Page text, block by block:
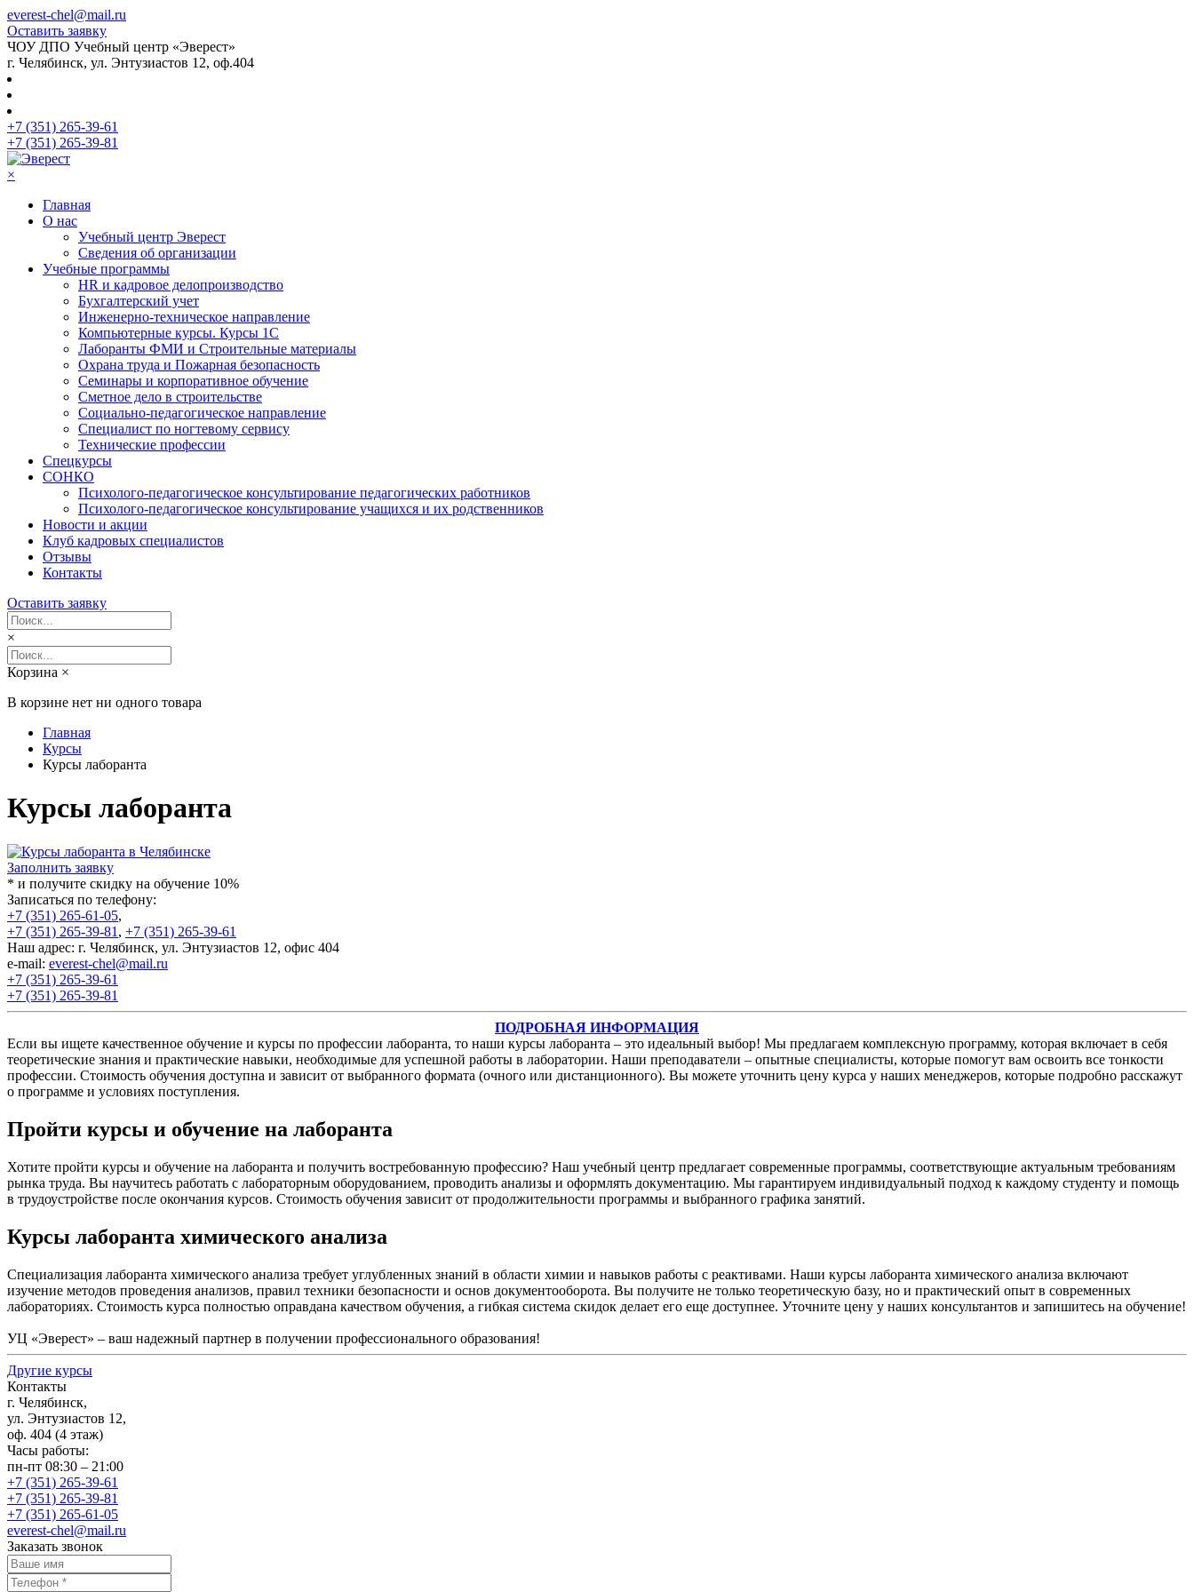
everest-chel@mail.ru
Оставить заявку
ЧОУ ДПО Учебный центр «Эверест»
г. Челябинск, ул. Энтузиастов 12, оф.404
+7 (351) 265-39-61
+7 (351) 265-39-81
×
Главная
О нас
Учебный центр Эверест
Сведения об организации
Учебные программы
HR и кадровое делопроизводство
Бухгалтерский учет
Инженерно-техническое направление
Компьютерные курсы. Курсы 1С
Лаборанты ФМИ и Строительные материалы
Охрана труда и Пожарная безопасность
Семинары и корпоративное обучение
Сметное дело в строительстве
Социально-педагогическое направление
Специалист по ногтевому сервису
Технические профессии
Спецкурсы
СОНКО
Психолого-педагогическое консультирование педагогических работников
Психолого-педагогическое консультирование учащихся и их родственников
Новости и акции
Клуб кадровых специалистов
Отзывы
Контакты
Оставить заявку
×
Корзина ×
В корзине нет ни одного товара
Главная
Курсы
Курсы лаборанта
Курсы лаборанта
Заполнить заявку
* и получите скидку на обучение 10%
Записаться по телефону:
+7 (351) 265-61-05,
+7 (351) 265-39-81 , +7 (351) 265-39-61
Наш адрес: г. Челябинск, ул. Энтузиастов 12, офис 404
e-mail: everest-chel@mail.ru
+7 (351) 265-39-61
+7 (351) 265-39-81
ПОДРОБНАЯ ИНФОРМАЦИЯ
Если вы ищете качественное обучение и курсы по профессии лаборанта, то наши курсы лаборанта – это идеальный выбор! Мы предлагаем комплексную программу, которая включает в себя
теоретические знания и практические навыки, необходимые для успешной работы в лаборатории. Наши преподаватели – опытные специалисты, которые помогут вам освоить все тонкости
профессии. Стоимость обучения доступна и зависит от выбранного формата (очного или дистанционного). Вы можете уточнить цену курса у наших менеджеров, которые подробно расскажут
о программе и условиях поступления.
Пройти курсы и обучение на лаборанта
Хотите пройти курсы и обучение на лаборанта и получить востребованную профессию? Наш учебный центр предлагает современные программы, соответствующие актуальным требованиям
рынка труда. Вы научитесь работать с лабораторным оборудованием, проводить анализы и оформлять документацию. Мы гарантируем индивидуальный подход к каждому студенту и помощь
в трудоустройстве после окончания курсов. Стоимость обучения зависит от продолжительности программы и выбранного графика занятий.
Курсы лаборанта химического анализа
Специализация лаборанта химического анализа требует углубленных знаний в области химии и навыков работы с реактивами. Наши курсы лаборанта химического анализа включают
изучение методов проведения анализов, правил техники безопасности и основ документооборота. Вы получите не только теоретическую базу, но и практический опыт в современных
лабораториях. Стоимость курса полностью оправдана качеством обучения, а гибкая система скидок делает его еще доступнее. Уточните цену у наших консультантов и запишитесь на обучение!
УЦ «Эверест» – ваш надежный партнер в получении профессионального образования!
Другие курсы
Контакты
г. Челябинск,
ул. Энтузиастов 12,
оф. 404 (4 этаж)
Часы работы:
пн-пт 08:30 – 21:00
+7 (351) 265-39-61
+7 (351) 265-39-81
+7 (351) 265-61-05
everest-chel@mail.ru
Заказать звонок